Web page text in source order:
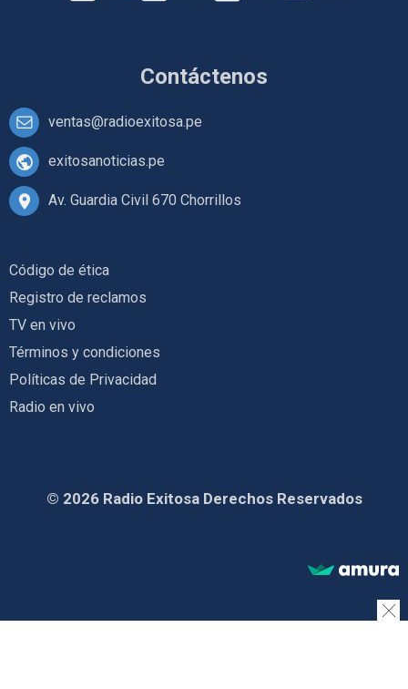
Contáctenos
ventas@radioexitosa.pe
exitosanoticias.pe
Av. Guardia Civil 670 Chorrillos
Código de ética
Registro de reclamos
TV en vivo
Términos y condiciones
Políticas de Privacidad
Radio en vivo
© 2026 Radio Exitosa Derechos Reservados